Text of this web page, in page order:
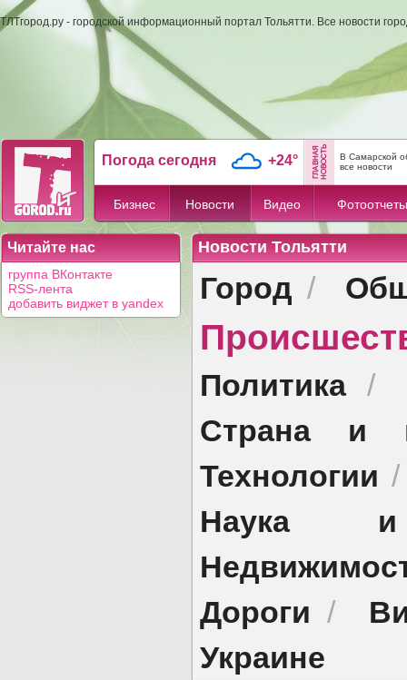
ТЛТгород.ру - городской информационный портал Тольятти. Все новости
Погода сегодня +24°
В Самарской
все новости
Бизнес Новости Видео Фотоотчеты
Читайте нас
группа ВКонтакте
RSS-лента
добавить виджет в yandex
Новости Тольятти
Город /
Политика/
Страна и
Технологии
Наука и
Дороги /
Украине